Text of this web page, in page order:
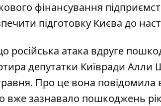
фінансування
підготовку Києва до
російська атака вдруге
депутатки Київради Алли
Про це вона повідомила
вже зазнавало пошкоджень